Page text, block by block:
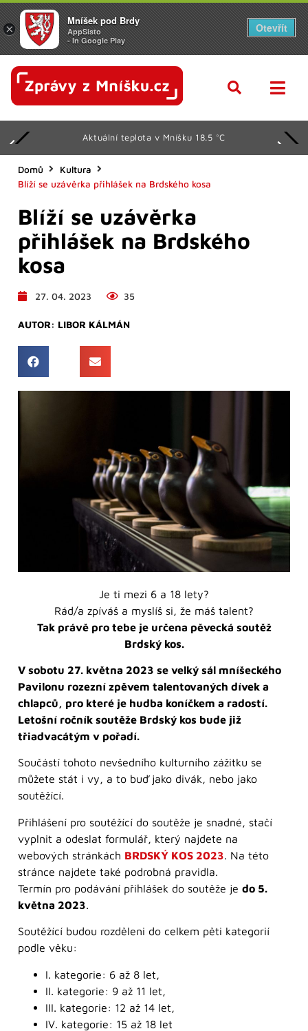
Aktuální teplota v Mníšku 18.5 °C
Domů
Kultura
Blíží se uzávěrka přihlášek na Brdského kosa
Blíží se uzávěrka
přihlášek na Brdského
kosa
27. 04. 2023 35
AUTOR: LIBOR KÁLMÁN
Je ti mezi 6 a 18 lety?
Rád/a zpíváš a myslíš si, že máš talent?
Tak právě pro tebe je určena pěvecká soutěž
Brdský kos.
V sobotu 27. května 2023 se velký sál mníšeckého
Pavilonu rozezní zpěvem talentovaných dívek a
chlapců, pro které je hudba koníčkem a radostí.
Letošní ročník soutěže Brdský kos bude již
třiadvacátým v pořadí.
Součástí tohoto nevšedního kulturního zážitku se
můžete stát i vy, a to buď jako divák, nebo jako
soutěžící.
Přihlášení pro soutěžící do soutěže je snadné, stačí
vyplnit a odeslat formulář, který najdete na
webových stránkách BRDSKÝ KOS 2023. Na této
stránce najdete také podrobná pravidla.
Termín pro podávání přihlášek do soutěže je do 5.
května 2023.
Soutěžící budou rozděleni do celkem pěti kategorií
podle věku:
I. kategorie: 6 až 8 let,
II. kategorie: 9 až 11 let,
III. kategorie: 12 až 14 let,
IV. kategorie: 15 až 18 let
×
Mníšek pod Brdy
AppSisto
- In Google Play
Otevřít